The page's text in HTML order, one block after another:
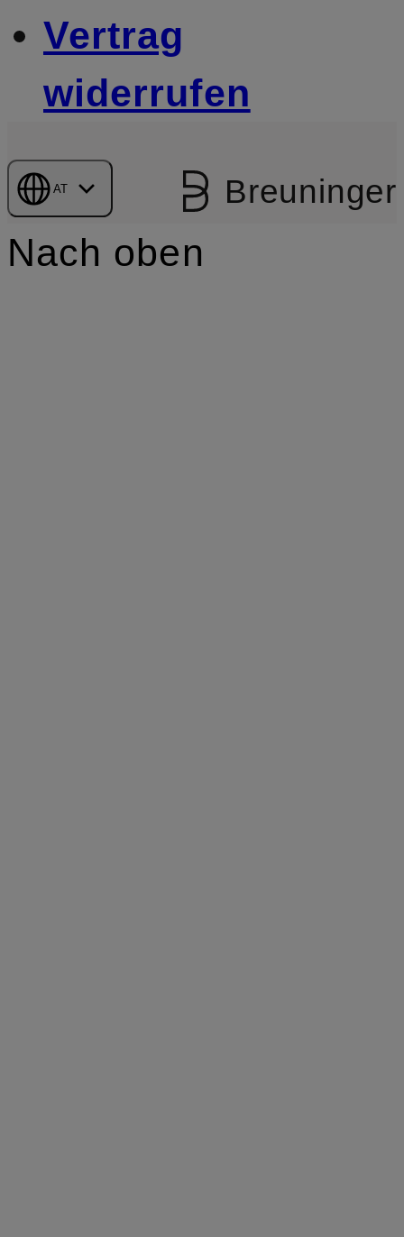
Vertrag
widerrufen
AT Breuninger
Nach oben